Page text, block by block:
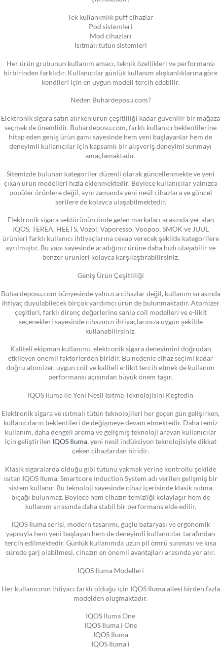
Tek kullanımlık puff cihazlar
Pod sistemleri
Mod cihazları
Isıtmalı tütün sistemleri
Her ürün grubunun kullanım amacı, teknik özellikleri ve performansı
birbirinden farklıdır. Kullanıcılar günlük kullanım alışkanlıklarına göre
kendileri için en uygun modeli tercih edebilir.
Neden Buhardeposu.com?
Elektronik sigara satın alırken ürün çeşitliliği kadar güvenilir bir mağaza
seçmek de önemlidir. Buhardeposu.com, farklı kullanıcı beklentilerine
hitap eden geniş ürün gamı sayesinde hem yeni başlayanlar hem de
deneyimli kullanıcılar için kapsamlı bir alışveriş deneyimi sunmayı
amaçlamaktadır.
Sitemizde bulunan kategoriler düzenli olarak güncellenmekte ve yeni
çıkan ürün modelleri hızla eklenmektedir. Böylece kullanıcılar yalnızca
popüler ürünlere değil, aynı zamanda yeni nesil cihazlara ve güncel
serilere de kolayca ulaşabilmektedir.
Elektronik sigara sektörünün önde gelen markaları arasında yer alan
IQOS, TEREA, HEETS, Vozol, Vaporesso, Voopoo, SMOK ve JUUL
ürünleri farklı kullanıcı ihtiyaçlarına cevap verecek şekilde kategorilere
ayrılmıştır. Bu yapı sayesinde aradığınız ürüne daha hızlı ulaşabilir ve
benzer ürünleri kolayca karşılaştırabilirsiniz.
Geniş Ürün Çeşitliliği
Buhardeposu.com bünyesinde yalnızca cihazlar değil, kullanım sırasında
ihtiyaç duyulabilecek birçok yardımcı ürün de bulunmaktadır. Atomizer
çeşitleri, farklı direnç değerlerine sahip coil modelleri ve e-likit
seçenekleri sayesinde cihazınızı ihtiyaçlarınıza uygun şekilde
kullanabilirsiniz.
Kaliteli ekipman kullanımı, elektronik sigara deneyimini doğrudan
etkileyen önemli faktörlerden biridir. Bu nedenle cihaz seçimi kadar
doğru atomizer, uygun coil ve kaliteli e-likit tercih etmek de kullanım
performansı açısından büyük önem taşır.
IQOS Iluma ile Yeni Nesil Isıtma Teknolojisini Keşfedin
Elektronik sigara ve ısıtmalı tütün teknolojileri her geçen gün gelişirken,
kullanıcıların beklentileri de değişmeye devam etmektedir. Daha temiz
kullanım, daha dengeli aroma ve gelişmiş teknoloji arayan kullanıcılar
için geliştirilen IQOS Iluma, yeni nesil indüksiyon teknolojisiyle dikkat
çeken cihazlardan biridir.
Klasik sigaralarda olduğu gibi tütünü yakmak yerine kontrollü şekilde
ısıtan IQOS Iluma, Smartcore Induction System adı verilen gelişmiş bir
sistem kullanır. Bu teknoloji sayesinde cihaz içerisinde klasik ısıtma
bıçağı bulunmaz. Böylece hem cihazın temizliği kolaylaşır hem de
kullanım sırasında daha stabil bir performans elde edilir.
IQOS Iluma serisi, modern tasarımı, güçlü bataryası ve ergonomik
yapısıyla hem yeni başlayan hem de deneyimli kullanıcılar tarafından
tercih edilmektedir. Günlük kullanımda uzun pil ömrü sunması ve kısa
sürede şarj olabilmesi, cihazın en önemli avantajları arasında yer alır.
IQOS Iluma Modelleri
Her kullanıcının ihtiyacı farklı olduğu için IQOS Iluma ailesi birden fazla
modelden oluşmaktadır.
IQOS Iluma One
IQOS Iluma i One
IQOS Iluma
IQOS Iluma i